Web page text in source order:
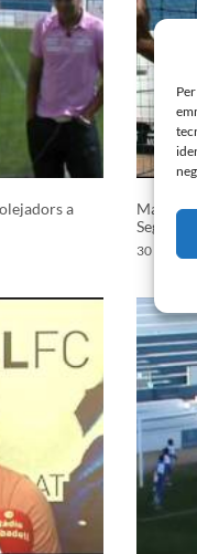
a
Manel
Segona
30